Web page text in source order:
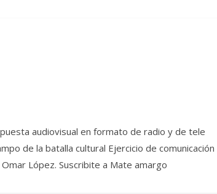
audiovisual en formato de radio y de tele
de la batalla cultural Ejercicio de comunicación
López. Suscribite a Mate amargo